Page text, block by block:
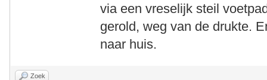
via een vreselijk steil
gerold, weg van de drukte.
naar huis.
Zoek